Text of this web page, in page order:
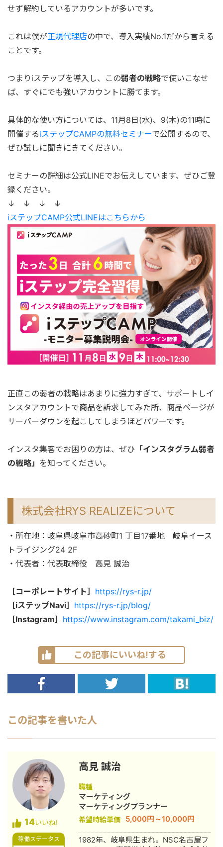
せず解約しているアカウントが多いです。
これは僕が正規代理店の中で、導入実績No.1だから言える
ことです。
つまりiステップを導入し、この弱者の戦略で使いこなせ
ば、すぐにでも強いアカウントに勝てます。
具体的な使い方については、11月8日(水)、9(木)の11時に
開催するiステップCAMPの無料セミナーで公開するので、
ぜひ試しに聞きにきてください。
セミナーの詳細は公式LINEでお伝えしています、ぜひご登
録ください。
↓ ↓ ↓ ↓
iステップCAMP公式LINEはこちらから
正直この弱者の戦略はあまりに強力すぎて、サポートしイ
ンスタアカウントで商品を訴求してみた所、商品ページが
サーバーダウンを起こしてしまうほどパワーです。
インスタ集客でお困りの方は、ぜひ 「インスタグラム弱者
の戦略」 を知ってください。
株式会社RYS REALIZEについて
・所在地：岐阜県岐阜市高砂町1 丁目17番地 岐阜イース
トライジング24 2F
・代表者：代表取締役 高見 誠治
［コーポレートサイト］ https://rys-r.jp/
［iステップNavi］ https://rys-r.jp/blog/
［Instagram］ https://www.instagram.com/takami_biz/
この記事にいいね!する
この記事を書いた人
14いいね!
稼働ステータス
高見 誠治
職種
マーケティング
マーケティングプランナー
希望時給単価 5,000円～10,000円
1982年、岐阜県生まれ。NSC名古屋フ